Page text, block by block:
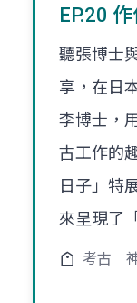
EP.20
聽張博士
享，在日
李博士，
古工作的
日子」特
來呈現了
考古